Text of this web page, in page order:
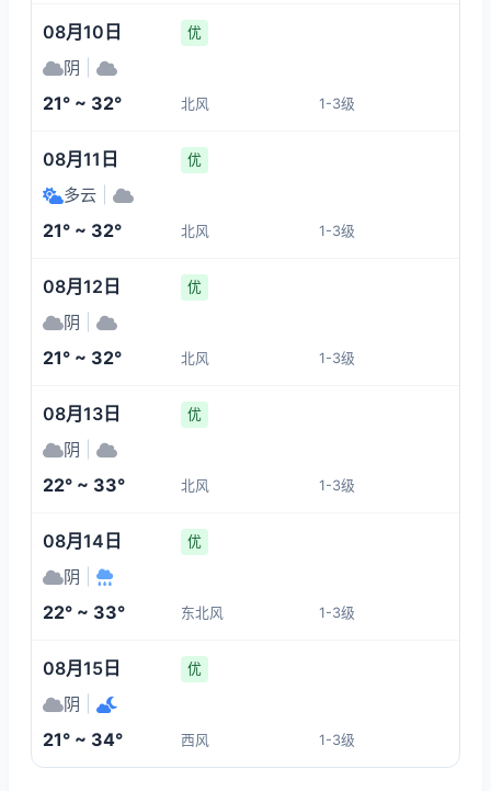
27°
1-3 1-3
05:00
25°
06:00
1-3
08月10日 优
阴
21° ~ 32° 北风 1-3级
08月11日 优
多云
21° ~ 32° 北风 1-3级
08月12日 优
阴
21° ~ 32° 北风 1-3级
08月13日 优
阴
22° ~ 33° 北风 1-3级
08月14日 优
阴
22° ~ 33° 东北风 1-3级
08月15日 优
阴
21° ~ 34° 西风 1-3级